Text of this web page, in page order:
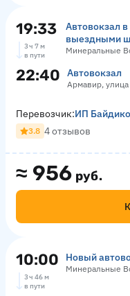
19:33
Автовокзал
выездными
Минеральные
3 ч 7 м
в пути
22:40 Автовокзал
Армавир,
≈ 956 руб.
Перевозчик:ИП
3.8 4 отзывов
10:00 Новый
Минеральные
3 ч 46 м
в пути